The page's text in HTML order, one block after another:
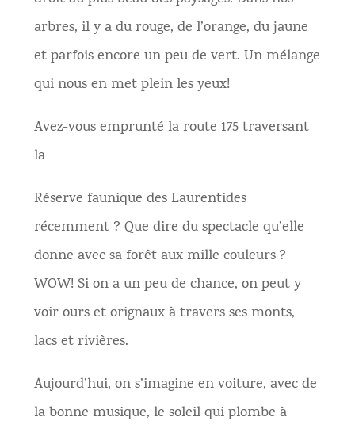
arbres, il y a du rouge, de l’orange, du jaune
et parfois encore un peu de vert. Un mélange
qui nous en met plein les yeux!
Avez-vous emprunté la route 175 traversant
la
Réserve faunique des Laurentides
récemment ? Que dire du spectacle qu’elle
donne avec sa forêt aux mille couleurs ?
WOW! Si on a un peu de chance, on peut y
voir ours et orignaux à travers ses monts,
lacs et rivières.
Aujourd’hui, on s’imagine en voiture, avec de
la bonne musique, le soleil qui plombe à